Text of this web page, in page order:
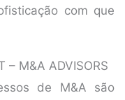
com que
– M&A ADVISORS
de M&A são